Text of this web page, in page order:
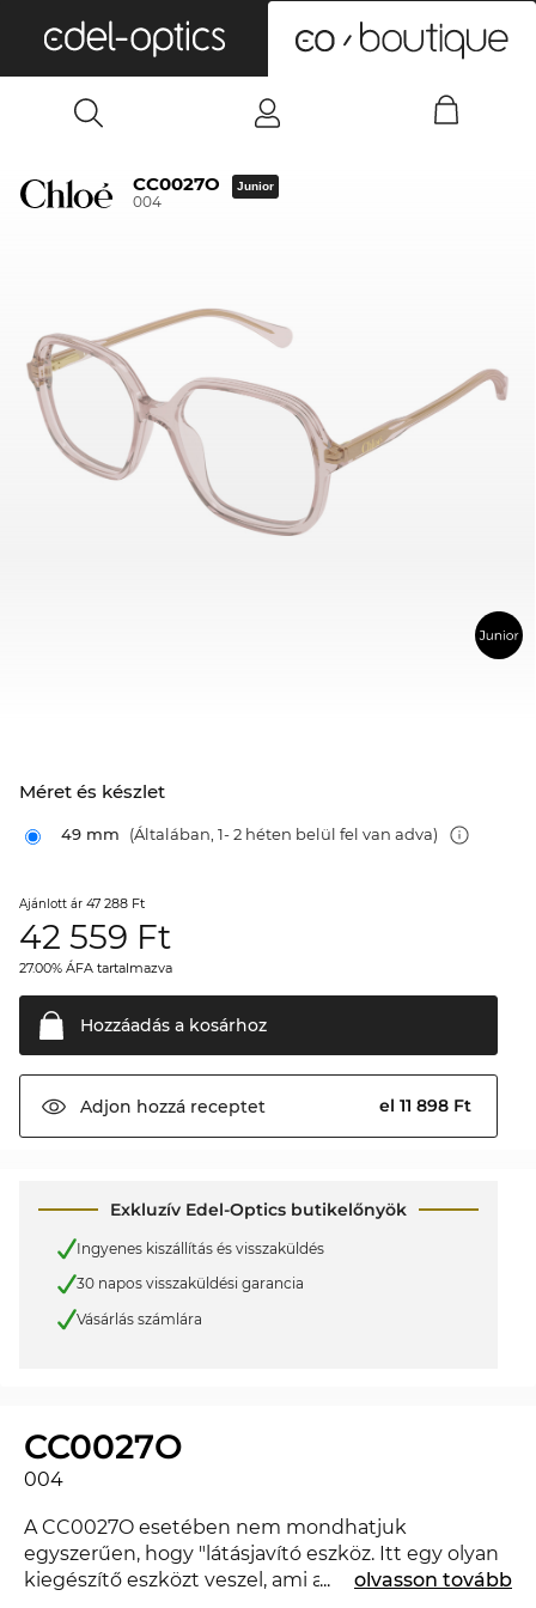
CC0027O
004
Junior
Méret és készlet
49 mm (Általában, 1- 2 héten belül fel van adva)
Ajánlott ár 47 288 Ft
42 559 Ft
27.00% ÁFA tartalmazva
Hozzáadás a kosárhoz
Adjon hozzá receptet el 11 898 Ft
Exkluzív Edel-Optics butikelőnyök
Ingyenes kiszállítás és visszaküldés
30 napos visszaküldési garancia
Vásárlás számlára
CC0027O
004
A CC0027O esetében nem mondhatjuk
egyszerűen, hogy "látásjavító eszköz. Itt egy olyan
kiegészítő eszközt veszel, ami a megjelenésedet
... olvasson tovább